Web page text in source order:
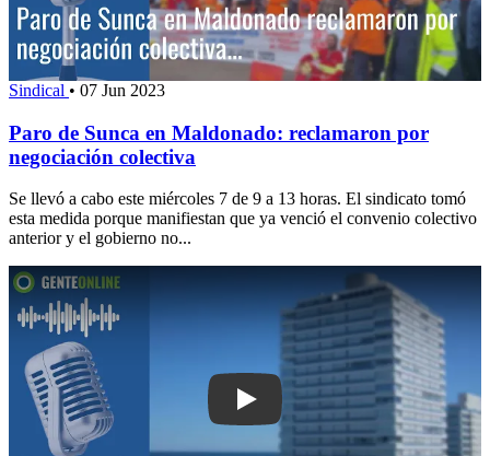
Sindical • 07 Jun 2023
Paro de Sunca en Maldonado: reclamaron por
negociación colectiva
Se llevó a cabo este miércoles 7 de 9 a 13 horas. El sindicato tomó
esta medida porque manifiestan que ya venció el convenio colectivo
anterior y el gobierno no...
Play: El sindicato de trabajadores de